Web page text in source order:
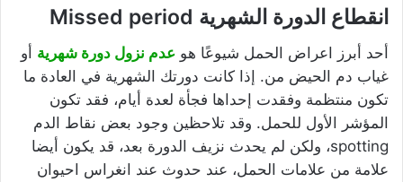
انقطاع الدورة الشهرية Missed period
أحد أبرز اعراض الحمل شيوعًا هو عدم نزول دورة شهرية أو
غياب دم الحيض من. إذا كانت دورتك الشهرية في العادة ما
تكون منتظمة وفقدت إحداها فجأة لعدة أيام، فقد تكون
المؤشر الأول للحمل. وقد تلاحظين وجود بعض نقاط الدم
spotting، ولكن لم يحدث نزيف الدورة بعد، قد يكون أيضا
علامة من علامات الحمل، عند حدوث عند انغراس احيوان